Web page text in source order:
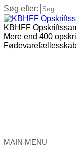
Søg efter:
KBHFF
Mere end 400
Fødevarefællesskab
MAIN MENU